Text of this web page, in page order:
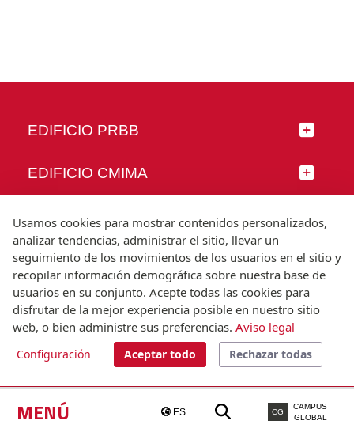
MENÚ ES CG
CAMPUS
GLOBAL
EDIFICIO PRBB
EDIFICIO CMIMA
SÍGUENOS
© Universitat Pompeu Fabra
Barcelona
T.(+34) 93 542 20 00
Usamos cookies para mostrar contenidos personalizados,
analizar tendencias, administrar el sitio, llevar un
seguimiento de los movimientos de los usuarios en el sitio y
recopilar información demográfica sobre nuestra base de
usuarios en su conjunto. Acepte todas las cookies para
disfrutar de la mejor experiencia posible en nuestro sitio
web, o bien administre sus preferencias. Aviso legal
Configuración Aceptar todo Rechazar todas